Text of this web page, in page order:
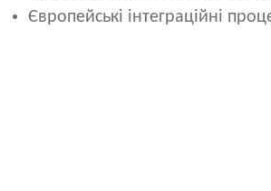
Європейські інтеграційні